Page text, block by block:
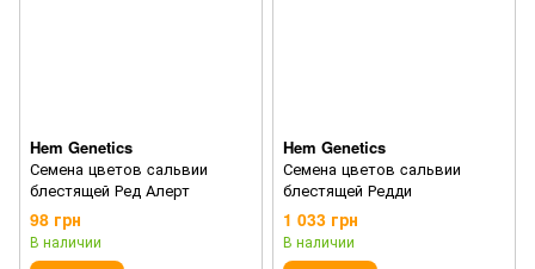
Hem Genetics
Семена цветов cальвии
блестящей Ред Алерт
98 грн
В наличии
Hem Genetics
Семена цветов cальвии
блестящей Редди
1 033 грн
В наличии